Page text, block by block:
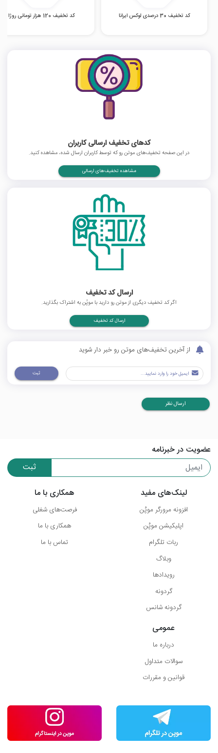
کد تخفیف 30 درصدی لوکس ایرانا کد تخفیف 120 هزار تومانی روژا
کدهای تخفیف ارسالی کاربران
در این صفحه تخفیف‌های موتن رو که توسط کاربران ارسال شده، مشاهده کنید.
مشاهده تخفیف‌های ارسالی
ارسال کد تخفیف
اگر کد تخفیف دیگری از موتن رو دارید با موپُن به اشتراک بگذارید.
ارسال کد تخفیف
از آخرین تخفیف‌های موتن رو خبر دار شوید
ثبت
ارسال نظر
عضویت در خبرنامه
ثبت
لینک‌های مفید
افزونه مرورگر موپُن
اپلیکیشن موپُن
ربات تلگرام
وبلاگ
رویدادها
گردونه
گردونه شانس
همکاری با ما
فرصت‌های شغلی
همکاری با ما
تماس با ما
عمومی
درباره ما
سوالات متداول
قوانین و مقررات